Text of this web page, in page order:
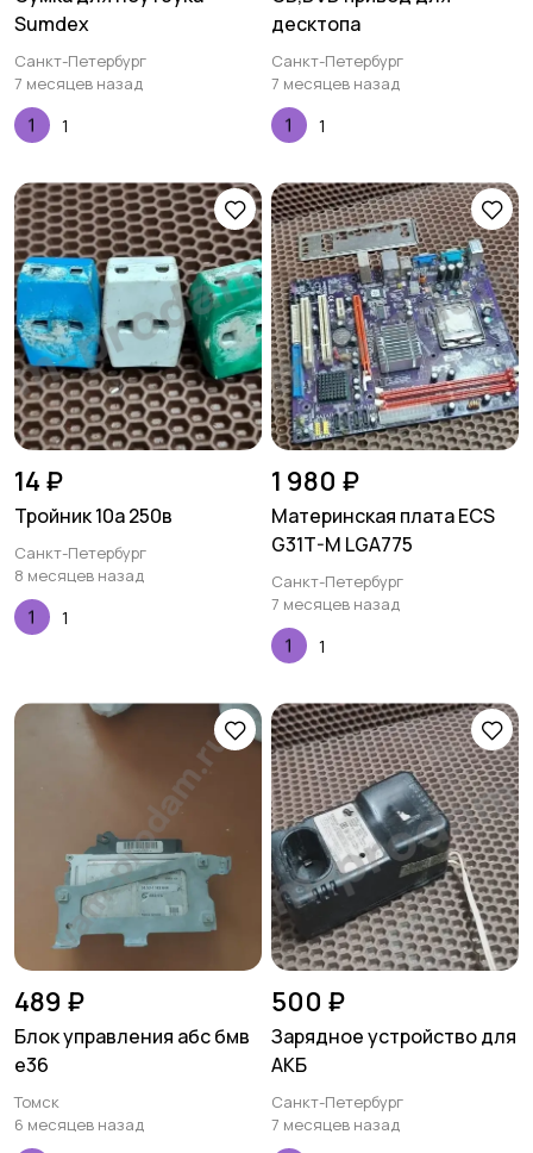
Sumdex
Санкт-Петербург
7 месяцев назад
1
десктопа
Санкт-Петербург
7 месяцев назад
1
14 ₽
Тройник 10а 250в
Санкт-Петербург
8 месяцев назад
1
1 980 ₽
Материнская плата ECS
G31T-M LGA775
Санкт-Петербург
7 месяцев назад
1
489 ₽
Блок управления абс бмв
е36
Томск
6 месяцев назад
500 ₽
Зарядное устройство для
АКБ
Санкт-Петербург
7 месяцев назад